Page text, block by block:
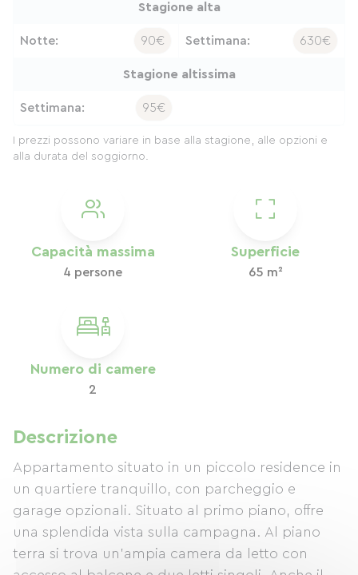
Capacità massima
4 persone
Superficie
65 m²
Numero di camere
2
Descrizione
Appartamento situato in un piccolo residence in
un quartiere tranquillo, con parcheggio e
garage opzionali. Situato al primo piano, offre
una splendida vista sulla campagna. Al piano
terra si trova un'ampia camera da letto con
Stagione alta
Notte: 90€ Settimana: 630€
Stagione altissima
Settimana: 95€
I prezzi possono variare in base alla stagione, alle opzioni e
alla durata del soggiorno.